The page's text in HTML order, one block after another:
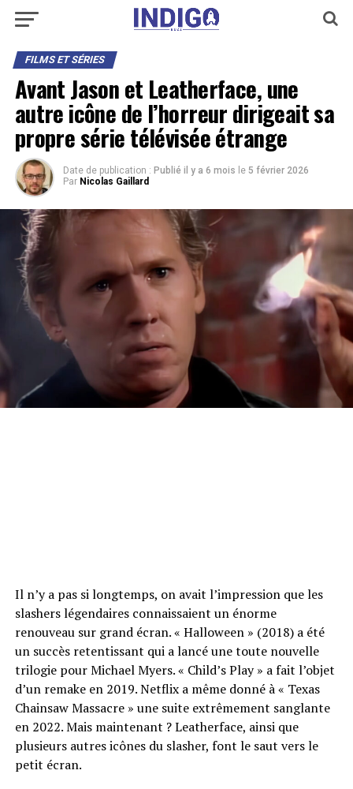
FILMS ET SÉRIES
Avant Jason et Leatherface, une
autre icône de l’horreur dirigeait sa
propre série télévisée étrange
Date de publication : Publié il y a 6 mois le 5 février 2026
Par Nicolas Gaillard
Il n’y a pas si longtemps, on avait l’impression que les
slashers légendaires connaissaient un énorme
renouveau sur grand écran. « Halloween » (2018) a été
un succès retentissant qui a lancé une toute nouvelle
trilogie pour Michael Myers. « Child’s Play » a fait l’objet
d’un remake en 2019. Netflix a même donné à « Texas
Chainsaw Massacre » une suite extrêmement sanglante
en 2022. Mais maintenant ? Leatherface, ainsi que
plusieurs autres icônes du slasher, font le saut vers le
petit écran.